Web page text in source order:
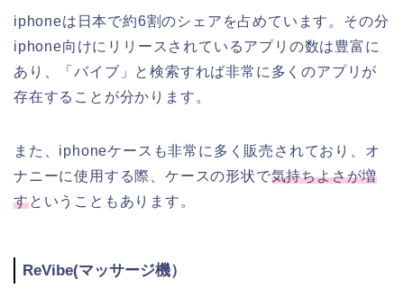
iphoneは日本で約6割のシェアを占めています。その分
iphone向けにリリースされているアプリの数は豊富に
あり、「バイブ」と検索すれば非常に多くのアプリが
存在することが分かります。
また、iphoneケースも非常に多く販売されており、オ
ナニーに使用する際、ケースの形状で気持ちよさが増
すということもあります。
ReVibe(マッサージ機）